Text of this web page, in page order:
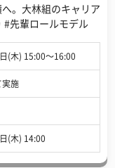
。大林組のキャリア
#先輩ロールモデル
(木) 15:00〜16:00
実施
(木) 14:00